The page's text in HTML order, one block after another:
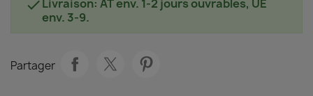
Livraison: AT env. 1-2 jours ouvrables, UE
env. 3-9.
Partager